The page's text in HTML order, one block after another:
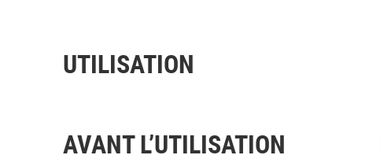
UTILISATION
AVANT L’UTILISATION